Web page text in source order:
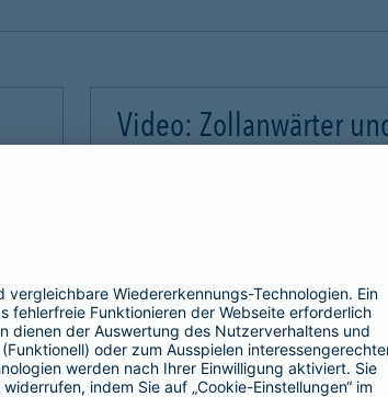
Video: Zollanwärter
Wir benötigen Ihre Zustimmung,
Wir verwenden einen Service eines
Dieser Service kann Daten zu Ihren
Details durch und stimmen Sie der
Mehr Informationen
powered byUsercentrics